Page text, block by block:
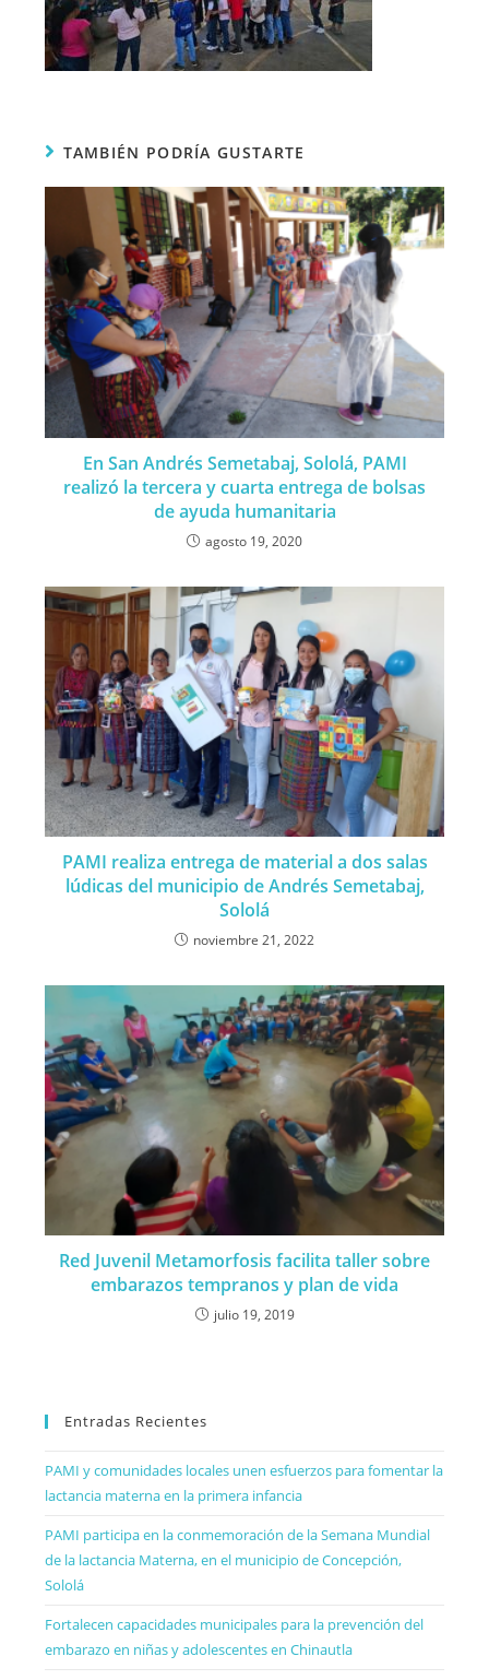
TAMBIÉN PODRÍA GUSTARTE
En San Andrés Semetabaj, Sololá, PAMI
realizó la tercera y cuarta entrega de bolsas
de ayuda humanitaria
agosto 19, 2020
PAMI realiza entrega de material a dos salas
lúdicas del municipio de Andrés Semetabaj,
Sololá
noviembre 21, 2022
Red Juvenil Metamorfosis facilita taller sobre
embarazos tempranos y plan de vida
julio 19, 2019
Entradas Recientes
PAMI y comunidades locales unen esfuerzos para fomentar la
lactancia materna en la primera infancia
PAMI participa en la conmemoración de la Semana Mundial
de la lactancia Materna, en el municipio de Concepción,
Sololá
Fortalecen capacidades municipales para la prevención del
embarazo en niñas y adolescentes en Chinautla